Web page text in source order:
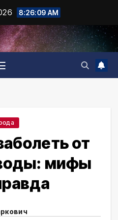
8:26:11 AM
от
мифы